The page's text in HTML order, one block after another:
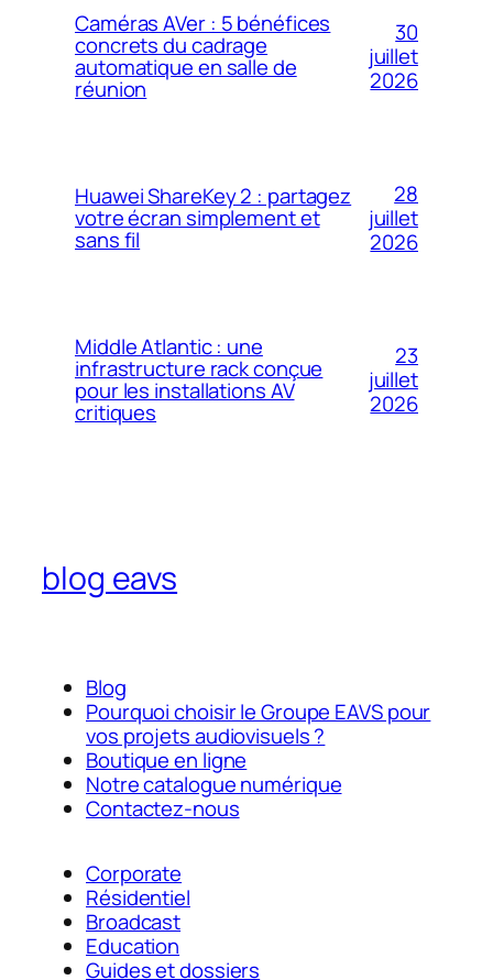
Caméras AVer : 5 bénéfices
concrets du cadrage
automatique en salle de
réunion
30
juillet
2026
Huawei ShareKey 2 : partagez
votre écran simplement et
sans fil
28
juillet
2026
Middle Atlantic : une
infrastructure rack conçue
pour les installations AV
critiques
23
juillet
2026
blog eavs
Blog
Pourquoi choisir le Groupe EAVS pour
vos projets audiovisuels ?
Boutique en ligne
Notre catalogue numérique
Contactez-nous
Corporate
Résidentiel
Broadcast
Education
Guides et dossiers